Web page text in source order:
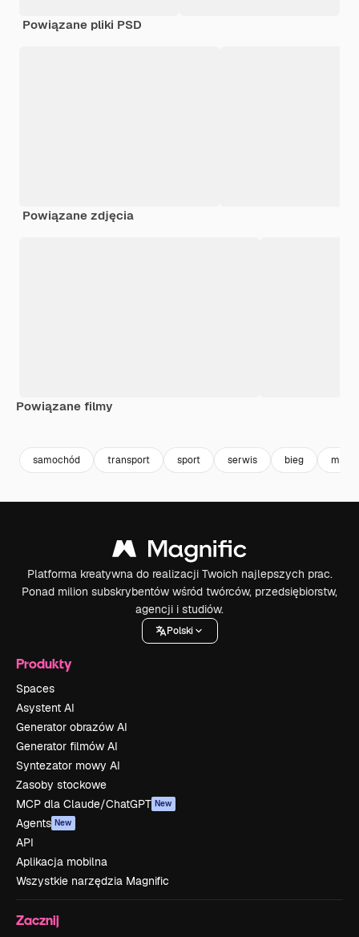
Powiązane pliki PSD
Powiązane zdjęcia
Powiązane filmy
samochód transport sport serwis bieg moc
Platforma kreatywna do realizacji Twoich najlepszych prac.
Ponad milion subskrybentów wśród twórców, przedsiębiorstw,
agencji i studiów.
Polski
Produkty
Spaces
Asystent AI
Generator obrazów AI
Generator filmów AI
Syntezator mowy AI
Zasoby stockowe
MCP dla Claude/ChatGPT New
Agents New
API
Aplikacja mobilna
Wszystkie narzędzia Magnific
Zacznij